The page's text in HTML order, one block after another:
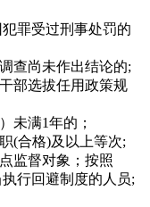
罪受过刑事处罚的
查尚未作出结论的;
部选拔任用政策规
未满1年的；
(合格)及以上等次;
监督对象；按照
行回避制度的人员;